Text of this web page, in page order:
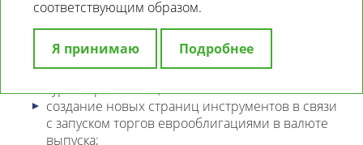
году на сайте были реализованы следующие задачи:
обновление страниц по рынку иностранных
валют в связи с изменением порядка
курсообразования;
создание новых страниц инструментов в связи
с запуском торгов еврооблигациями в валюте
выпуска;
соответствующим образом.
Я принимаю Подробнее